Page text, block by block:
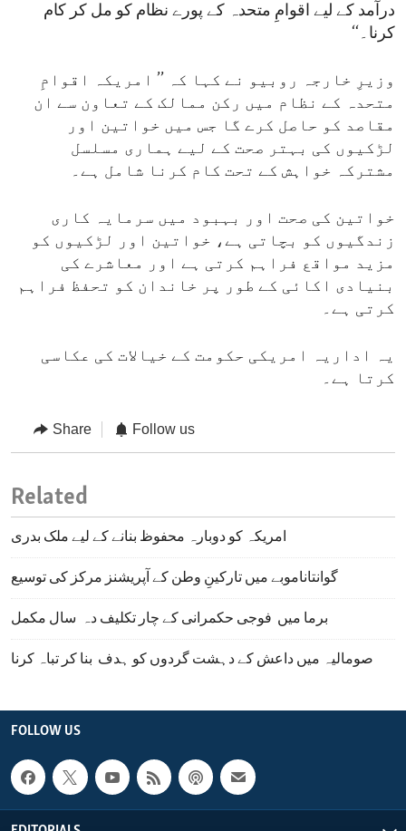
درآمد کے لیے اقوامِ متحدہ کے پورے نظام کو مل کر کام
کرنا۔‘‘
وزیرِ خارجہ روبیو نے کہا کہ ’’ امریکہ اقوامِ
متحدہ کے نظام میں رکن ممالک کے تعاون سے ان
مقاصد کو حاصل کرے گا جس میں خواتین اور
لڑکیوں کی بہتر صحت کے لیے ہماری مسلسل
مشترکہ خواہش کے تحت کام کرنا شامل ہے۔
خواتین کی صحت اور بہبود میں سرمایہ کاری
زندگیوں کو بچاتی ہے، خواتین اور لڑکیوں کو
مزید مواقع فراہم کرتی ہے اور معاشرے کی
بنیادی اکائی کے طور پر خاندان کو تحفظ فراہم
کرتی ہے۔
یہ اداریہ امریکی حکومت کے خیالات کی عکاسی
کرتا ہے۔
Share Follow us
Related
امریکہ کو دوبارہ محفوظ بنانے کے لیے ملک بدری
گوانتاناموبے میں تارکینِ وطن کے آپریشنز مرکز کی توسیع
برما میں فوجی حکمرانی کے چار تکلیف دہ سال مکمل
صومالیہ میں داعش کے دہشت گردوں کو ہدف بنا کر تباہ کرنا
FOLLOW US